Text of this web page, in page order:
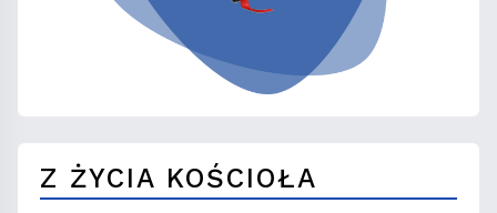
Z ŻYCIA KOŚCIOŁA